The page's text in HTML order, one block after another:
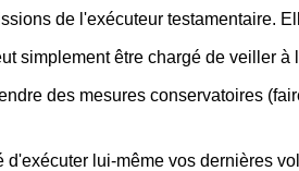
de l'exécuteur testamentaire.
simplement être chargé de veiller
des mesures conservatoires
d'exécuter lui-même vos dernières